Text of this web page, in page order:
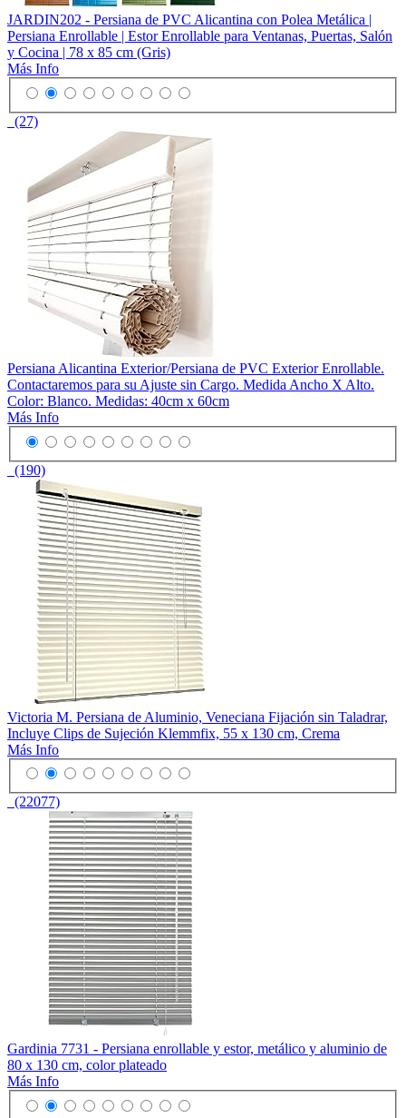
JARDIN202 - Persiana de PVC Alicantina con Polea Metálica |
Persiana Enrollable | Estor Enrollable para Ventanas, Puertas, Salón
y Cocina | 78 x 85 cm (Gris)
Más Info
(27)
Persiana Alicantina Exterior/Persiana de PVC Exterior Enrollable.
Contactaremos para su Ajuste sin Cargo. Medida Ancho X Alto.
Color: Blanco. Medidas: 40cm x 60cm
Más Info
(190)
Victoria M. Persiana de Aluminio, Veneciana Fijación sin Taladrar,
Incluye Clips de Sujeción Klemmfix, 55 x 130 cm, Crema
Más Info
(22077)
Gardinia 7731 - Persiana enrollable y estor, metálico y aluminio de
80 x 130 cm, color plateado
Más Info